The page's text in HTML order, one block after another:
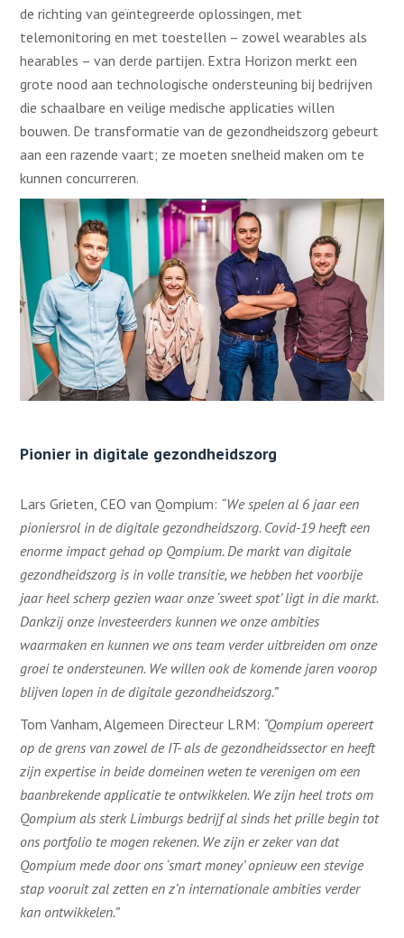
de richting van geïntegreerde oplossingen, met
telemonitoring en met toestellen – zowel wearables als
hearables – van derde partijen. Extra Horizon merkt een
grote nood aan technologische ondersteuning bij bedrijven
die schaalbare en veilige medische applicaties willen
bouwen. De transformatie van de gezondheidszorg gebeurt
aan een razende vaart; ze moeten snelheid maken om te
kunnen concurreren.
Pionier in digitale gezondheidszorg
Lars Grieten, CEO van Qompium: “We spelen al 6 jaar een
pioniersrol in de digitale gezondheidszorg. Covid-19 heeft een
enorme impact gehad op Qompium. De markt van digitale
gezondheidszorg is in volle transitie, we hebben het voorbije
jaar heel scherp gezien waar onze ‘sweet spot’ ligt in die markt.
Dankzij onze investeerders kunnen we onze ambities
waarmaken en kunnen we ons team verder uitbreiden om onze
groei te ondersteunen. We willen ook de komende jaren voorop
blijven lopen in de digitale gezondheidszorg.”
Tom Vanham, Algemeen Directeur LRM: “Qompium opereert
op de grens van zowel de IT- als de gezondheidssector en heeft
zijn expertise in beide domeinen weten te verenigen om een
baanbrekende applicatie te ontwikkelen. We zijn heel trots om
Qompium als sterk Limburgs bedrijf al sinds het prille begin tot
ons portfolio te mogen rekenen. We zijn er zeker van dat
Qompium mede door ons ‘smart money’ opnieuw een stevige
stap vooruit zal zetten en z’n internationale ambities verder
kan ontwikkelen.”